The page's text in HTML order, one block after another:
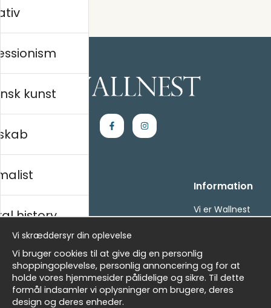
Kontakt os
- Returer och återbetalningar
- Leverans - enkelt, snabbt &amp; gratis
Om cookies
Mine favoritter
Information
Vi er Wallnest
Nyhedsbrev
kunst
history
Vi skræddersyr din oplevelse
Vi bruger cookies til at give dig en personlig
shoppingoplevelse, personlig annoncering og for at
holde vores hjemmesider pålidelige og sikre. Til dette
formål indsamler vi oplysninger om brugere, deres
design og deres enheder.